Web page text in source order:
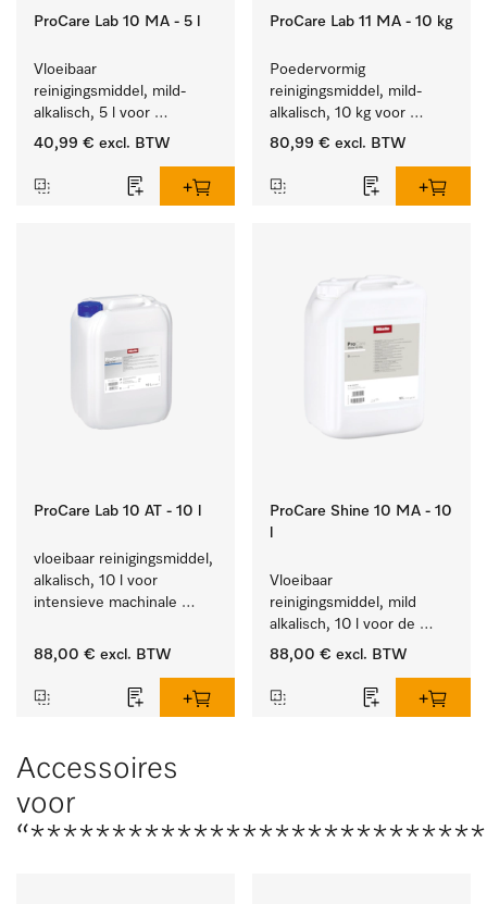
ProCare Lab 10 MA - 5 l
Vloeibaar
reinigingsmiddel, mild-
alkalisch, 5 l voor
materiaalbesparende,
laboratoriumglasw. en -
40,99 € excl. BTW
ProCare Lab 11 MA - 10 kg
Poedervormig
reinigingsmiddel, mild-
alkalisch, 10 kg voor
materiaalbesparende,
laboratoriumglasw. en -
80,99 € excl. BTW
ProCare Lab 10 AT - 10 l
vloeibaar reinigingsmiddel,
alkalisch, 10 l voor
intensieve machinale
laboratoriumglaswerk en -
88,00 € excl. BTW
ProCare Shine 10 MA - 10
Vloeibaar
reinigingsmiddel, mild
alkalisch, 10 l voor de
reiniging van lichte
bestek en glazen.
88,00 € excl. BTW
Accessoires
voor